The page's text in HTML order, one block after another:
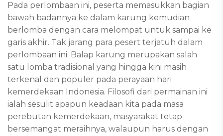
Pada perlombaan ini, peserta memasukkan bagian
bawah badannya ke dalam karung kemudian
berlomba dengan cara melompat untuk sampai ke
garis akhir. Tak jarang para pesert terjatuh dalam
perlombaan ini. Balap karung merupakan salah
satu lomba tradisional yang hingga kini masih
terkenal dan populer pada perayaan hari
kemerdekaan Indonesia. Filosofi dari permainan ini
ialah sesulit apapun keadaan kita pada masa
perebutan kemerdekaan, masyarakat tetap
bersemangat meraihnya, walaupun harus dengan